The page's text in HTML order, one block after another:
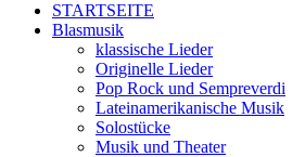
STARTSEITE
Blasmusik
klassische Lieder
Originelle Lieder
Pop Rock und Sempreverdi
Lateinamerikanische Musik
Solostücke
Musik und Theater